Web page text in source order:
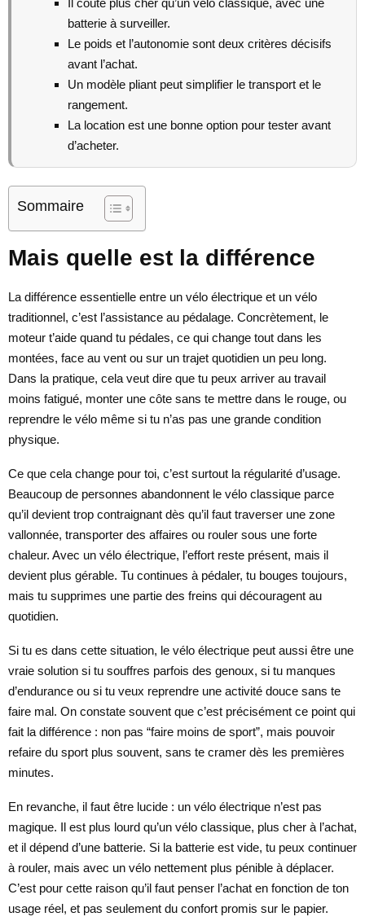
batterie à surveiller.
Le poids et l’autonomie sont deux critères décisifs
avant l’achat.
Un modèle pliant peut simplifier le transport et le
rangement.
La location est une bonne option pour tester avant
d’acheter.
Sommaire
Mais quelle est la différence
La différence essentielle entre un vélo électrique et un vélo
traditionnel, c’est l’assistance au pédalage. Concrètement, le
moteur t’aide quand tu pédales, ce qui change tout dans les
montées, face au vent ou sur un trajet quotidien un peu long.
Dans la pratique, cela veut dire que tu peux arriver au travail
moins fatigué, monter une côte sans te mettre dans le rouge, ou
reprendre le vélo même si tu n’as pas une grande condition
physique.
Ce que cela change pour toi, c’est surtout la régularité d’usage.
Beaucoup de personnes abandonnent le vélo classique parce
qu’il devient trop contraignant dès qu’il faut traverser une zone
vallonnée, transporter des affaires ou rouler sous une forte
chaleur. Avec un vélo électrique, l’effort reste présent, mais il
devient plus gérable. Tu continues à pédaler, tu bouges toujours,
mais tu supprimes une partie des freins qui découragent au
quotidien.
Si tu es dans cette situation, le vélo électrique peut aussi être une
vraie solution si tu souffres parfois des genoux, si tu manques
d’endurance ou si tu veux reprendre une activité douce sans te
faire mal. On constate souvent que c’est précisément ce point qui
fait la différence : non pas “faire moins de sport”, mais pouvoir
refaire du sport plus souvent, sans te cramer dès les premières
minutes.
En revanche, il faut être lucide : un vélo électrique n’est pas
magique. Il est plus lourd qu’un vélo classique, plus cher à l’achat,
et il dépend d’une batterie. Si la batterie est vide, tu peux continuer
à rouler, mais avec un vélo nettement plus pénible à déplacer.
C’est pour cette raison qu’il faut penser l’achat en fonction de ton
usage réel, et pas seulement du confort promis sur le papier.